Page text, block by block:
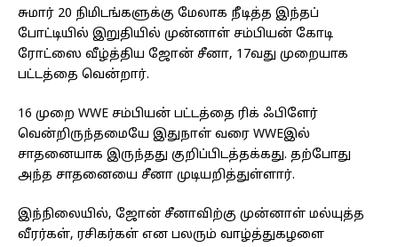
சுமார் 20 நிமிடங்களுக்கு மேலாக நீடித்த இந்தப்
போட்டியில் இறுதியில் முன்னாள் சம்பியன் கோடி
ரோட்ஸை வீழ்த்திய ஜோன் சீனா, 17வது முறையாக
பட்டத்தை வென்றார்.
16 முறை WWE சம்பியன் பட்டத்தை ரிக் ஃபிளேர்
வென்றிருந்தமையே இதுநாள் வரை WWEஇல்
சாதனையாக இருந்தது குறிப்பிடத்தக்கது. தற்போது
அந்த சாதனையை சீனா முடியறித்துள்ளார்.
இந்நிலையில், ஜோன் சீனாவிற்கு முன்னாள் மல்யுத்த
வீரர்கள், ரசிகர்கள் என பலரும் வாழ்த்துகழளை